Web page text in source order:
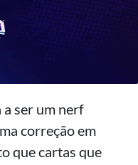
a ser um nerf
correção em
que cartas que